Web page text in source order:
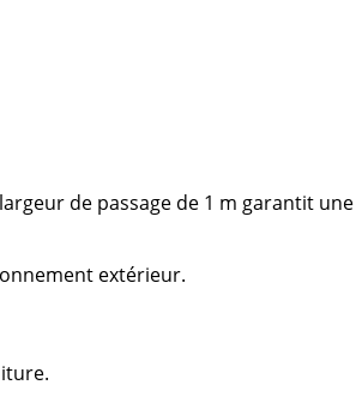
de passage de 1 m garantit
extérieur.